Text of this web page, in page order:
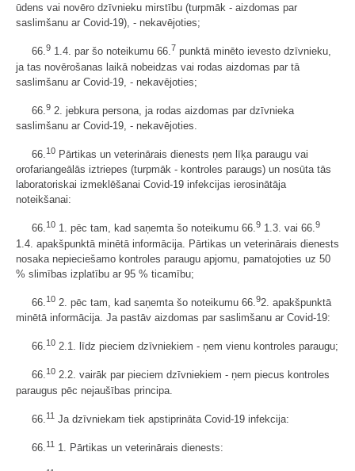
ūdens vai novēro dzīvnieku mirstību (turpmāk - aizdomas par
saslimšanu ar Covid-19), - nekavējoties;
66.9 1.4. par šo noteikumu 66.7 punktā minēto ievesto dzīvnieku,
ja tas novērošanas laikā nobeidzas vai rodas aizdomas par tā
saslimšanu ar Covid-19, - nekavējoties;
66. 9 2. jebkura persona, ja rodas aizdomas par dzīvnieka
saslimšanu ar Covid-19, - nekavējoties.
66.10 Pārtikas un veterinārais dienests ņem līķa paraugu vai
orofariangeālās iztriepes (turpmāk - kontroles paraugs) un nosūta tās
laboratoriskai izmeklēšanai Covid-19 infekcijas ierosinātāja
noteikšanai:
66.10 1. pēc tam, kad saņemta šo noteikumu 66.9 1.3. vai 66.9
1.4. apakšpunktā minētā informācija. Pārtikas un veterinārais dienests
nosaka nepieciešamo kontroles paraugu apjomu, pamatojoties uz 50
% slimības izplatību ar 95 % ticamību;
66. 10 2. pēc tam, kad saņemta šo noteikumu 66. 92. apakšpunktā
minētā informācija. Ja pastāv aizdomas par saslimšanu ar Covid-19:
66.10 2.1. līdz pieciem dzīvniekiem - ņem vienu kontroles paraugu;
66.10 2.2. vairāk par pieciem dzīvniekiem - ņem piecus kontroles
paraugus pēc nejaušības principa.
66. 11 Ja dzīvniekam tiek apstiprināta Covid-19 infekcija:
66.11 1. Pārtikas un veterinārais dienests: